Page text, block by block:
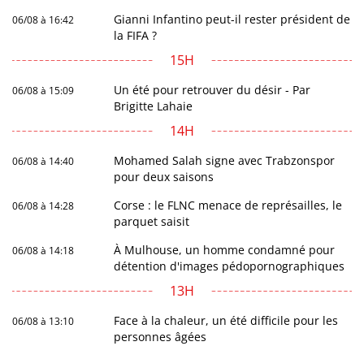
06/08 à 16:42
Gianni Infantino peut-il rester président de
la FIFA ?
15H
06/08 à 15:09
Un été pour retrouver du désir - Par
Brigitte Lahaie
14H
06/08 à 14:40
Mohamed Salah signe avec Trabzonspor
pour deux saisons
06/08 à 14:28
Corse : le FLNC menace de représailles, le
parquet saisit
06/08 à 14:18
À Mulhouse, un homme condamné pour
détention d'images pédopornographiques
13H
06/08 à 13:10
Face à la chaleur, un été difficile pour les
personnes âgées